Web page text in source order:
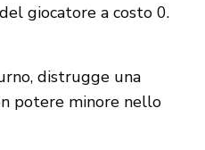
giocatore a costo 0.
distrugge una
potere minore nello